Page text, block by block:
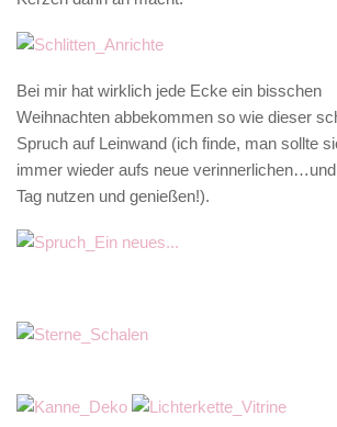
Bei mir hat wirklich jede Ecke ein bisschen
Weihnachten abbekommen so wie dieser
Spruch auf Leinwand (ich finde, man sollte
immer wieder aufs neue
Tag nutzen und genießen!).